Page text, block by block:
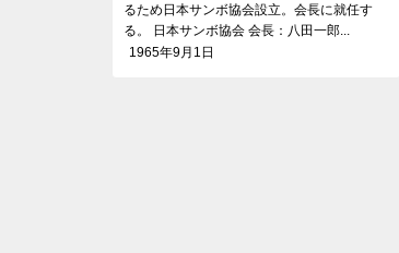
るため日本サンボ協会設立。会長に就任す
る。 日本サンボ協会 会長：八田一郎...
1965年9月1日